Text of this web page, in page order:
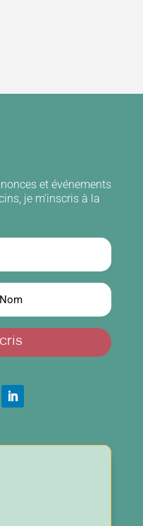
et événements
je m'inscris à la